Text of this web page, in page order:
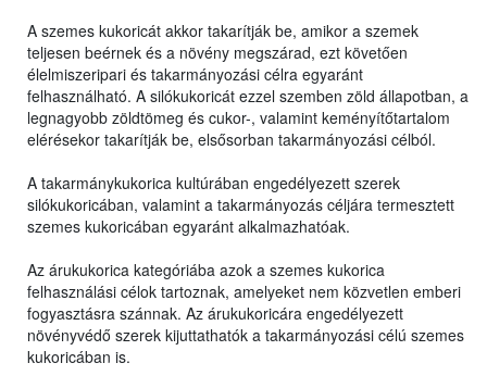
A szemes kukoricát akkor takarítják be, amikor a szemek
teljesen beérnek és a növény megszárad, ezt követően
élelmiszeripari és takarmányozási célra egyaránt
felhasználható. A silókukoricát ezzel szemben zöld állapotban, a
legnagyobb zöldtömeg és cukor-, valamint keményítőtartalom
elérésekor takarítják be, elsősorban takarmányozási célból.
A takarmánykukorica kultúrában engedélyezett szerek
silókukoricában, valamint a takarmányozás céljára termesztett
szemes kukoricában egyaránt alkalmazhatóak.
Az árukukorica kategóriába azok a szemes kukorica
felhasználási célok tartoznak, amelyeket nem közvetlen emberi
fogyasztásra szánnak. Az árukukoricára engedélyezett
növényvédő szerek kijuttathatók a takarmányozási célú szemes
kukoricában is.